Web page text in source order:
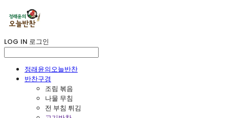
LOG IN 로그인
정래윤의오늘반찬
반찬구경
조림 볶음
나물 무침
전 부침 튀김